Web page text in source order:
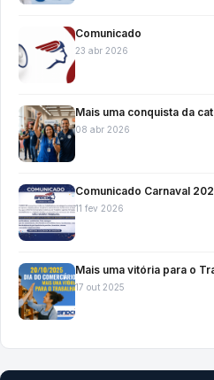
Comunicado
23 abr 2026
Mais uma conquista da
08 abr 2026
Comunicado Carnaval
11 fev 2026
Mais uma vitória para o
17 out 2025